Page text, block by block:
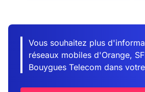
Vous souhaitez plus
réseaux mobiles d'Orange,
Bouygues Telecom dans